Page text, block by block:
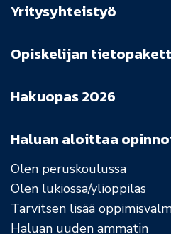
Haluan aloittaa
Olen peruskoulussa
Olen lukiossa/ylioppilas
Tarvitsen lisää
Haluan uuden ammatin
Yritysyhteistyö
Opiskelijan
Hakuopas 2026